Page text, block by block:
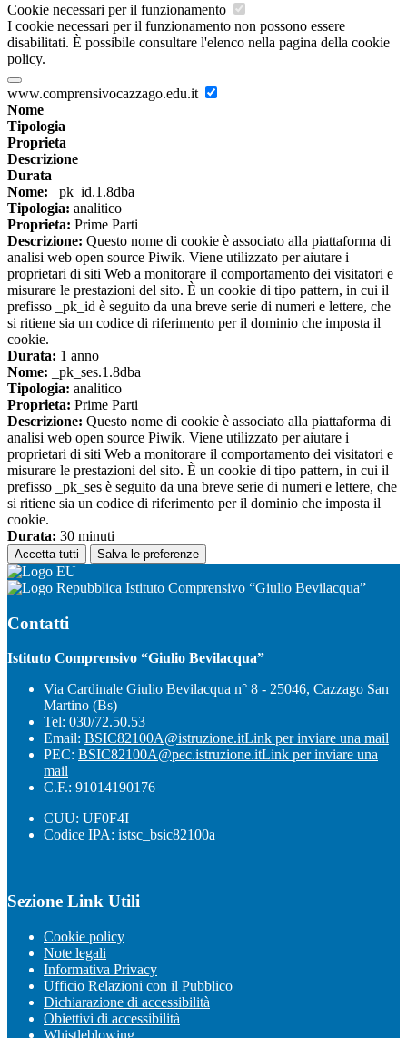
Cookie necessari per il funzionamento
I cookie necessari per il funzionamento non possono essere
disabilitati. È possibile consultare l'elenco nella pagina della cookie
policy.
www.comprensivocazzago.edu.it
Nome
Tipologia
Proprieta
Descrizione
Durata
Nome: _pk_id.1.8dba
Tipologia: analitico
Proprieta: Prime Parti
Descrizione: Questo nome di cookie è associato alla piattaforma di
analisi web open source Piwik. Viene utilizzato per aiutare i
proprietari di siti Web a monitorare il comportamento dei visitatori e
misurare le prestazioni del sito. È un cookie di tipo pattern, in cui il
prefisso _pk_id è seguito da una breve serie di numeri e lettere, che
si ritiene sia un codice di riferimento per il dominio che imposta il
cookie.
Durata: 1 anno
Nome: _pk_ses.1.8dba
Tipologia: analitico
Proprieta: Prime Parti
Descrizione: Questo nome di cookie è associato alla piattaforma di
analisi web open source Piwik. Viene utilizzato per aiutare i
proprietari di siti Web a monitorare il comportamento dei visitatori e
misurare le prestazioni del sito. È un cookie di tipo pattern, in cui il
prefisso _pk_ses è seguito da una breve serie di numeri e lettere, che
si ritiene sia un codice di riferimento per il dominio che imposta il
cookie.
Durata: 30 minuti
Accetta tutti Salva le preferenze
Istituto Comprensivo “Giulio Bevilacqua”
Contatti
Istituto Comprensivo “Giulio Bevilacqua”
Via Cardinale Giulio Bevilacqua n° 8 - 25046, Cazzago San
Martino (Bs)
Tel: 030/72.50.53
Email: BSIC82100A@istruzione.itLink per inviare una mail
PEC: BSIC82100A@pec.istruzione.itLink per inviare una
mail
C.F.: 91014190176
CUU: UF0F4I
Codice IPA: istsc_bsic82100a
Sezione Link Utili
Cookie policy
Note legali
Informativa Privacy
Ufficio Relazioni con il Pubblico
Dichiarazione di accessibilità
Obiettivi di accessibilità
Whistleblowing